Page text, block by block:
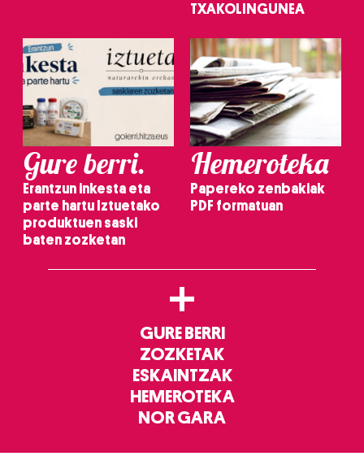
TXAKOLINGUNEA
Gure berri.
Erantzun inkesta eta
parte hartu Iztuetako
produktuen saski
baten zozketan
Hemeroteka
Papereko zenbakiak
PDF formatuan
+
GURE BERRI
ZOZKETAK
ESKAINTZAK
HEMEROTEKA
NOR GARA